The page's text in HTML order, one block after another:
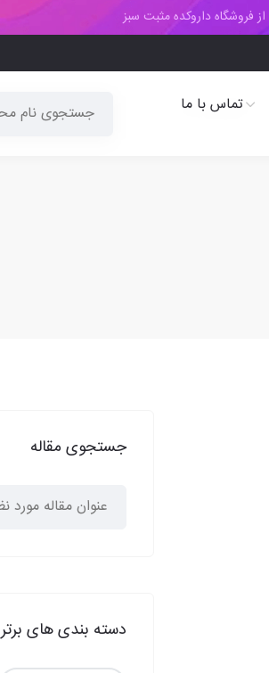
فروشگاه داروکده مثبت سبز
تماس با ما
جستجوی مقاله
دسته بندی های برتر